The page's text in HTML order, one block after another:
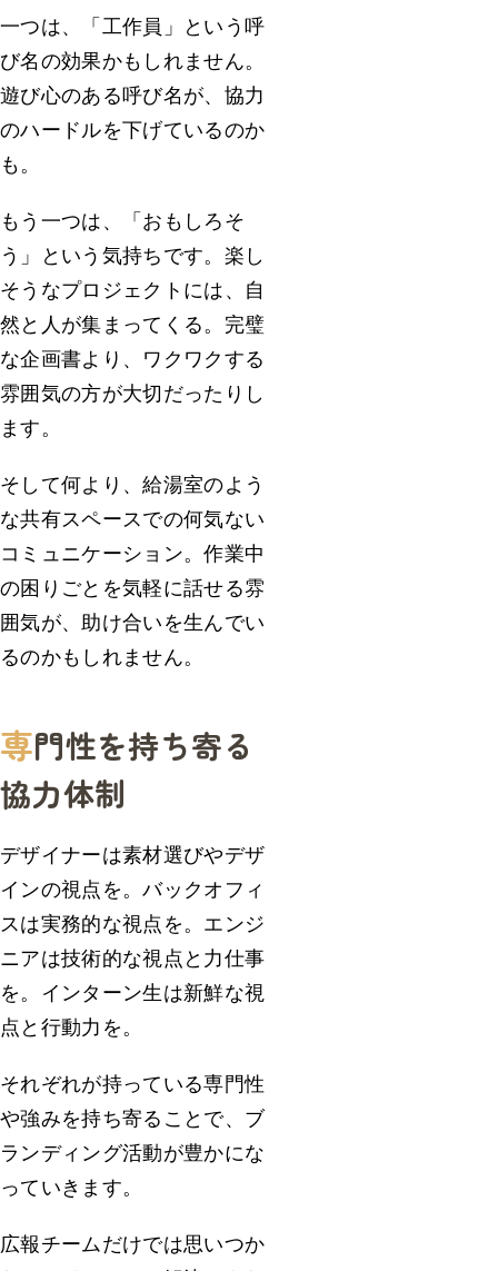
一つは、「工作員」という呼
び名の効果かもしれません。
遊び心のある呼び名が、協力
のハードルを下げているのか
も。
もう一つは、「おもしろそ
う」という気持ちです。楽し
そうなプロジェクトには、自
然と人が集まってくる。完璧
な企画書より、ワクワクする
雰囲気の方が大切だったりし
ます。
そして何より、給湯室のよう
な共有スペースでの何気ない
コミュニケーション。作業中
の困りごとを気軽に話せる雰
囲気が、助け合いを生んでい
るのかもしれません。
専門性を持ち寄る
協力体制
デザイナーは素材選びやデザ
インの視点を。バックオフィ
スは実務的な視点を。エンジ
ニアは技術的な視点と力仕事
を。インターン生は新鮮な視
点と行動力を。
それぞれが持っている専門性
や強みを持ち寄ることで、ブ
ランディング活動が豊かにな
っていきます。
広報チームだけでは思いつか